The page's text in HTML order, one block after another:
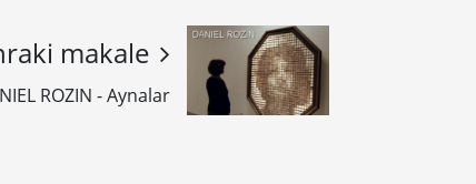
makale
ROZIN - Aynalar